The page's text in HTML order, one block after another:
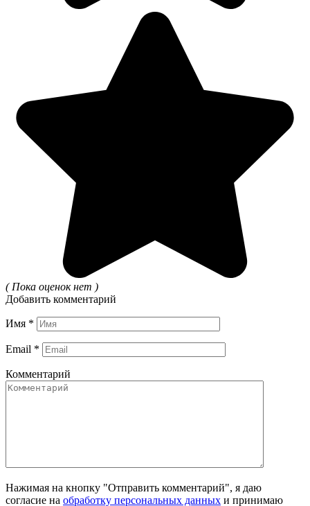
( Пока оценок нет )
Добавить комментарий
Имя *
Email *
Комментарий
Нажимая на кнопку "Отправить комментарий", я даю
согласие на обработку персональных данных и принимаю